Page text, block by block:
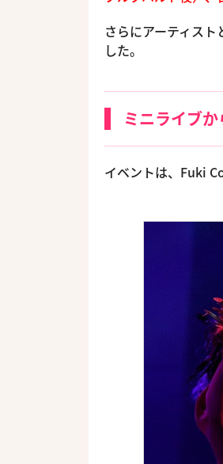
さらにアーティス
した。
ミニライブか
イベントは、Fuki